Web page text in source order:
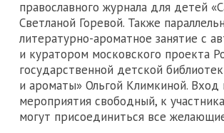
православного журнала для детей
Светланой Горевой. Также
литературно-ароматное занятие с
и куратором московского проекта
государственной детской
и ароматы» Ольгой Климкиной. Вход
мероприятия свободный, к
могут присоединиться все